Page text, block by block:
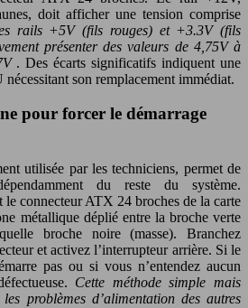
doit afficher une tension comprise
rails +5V (fils rouges) et +3.3V (fils
présenter des valeurs de 4,75V à
. Des écarts significatifs indiquent une
son remplacement immédiat.
pour forcer le démarrage
utilisée par les techniciens, permet de
du reste du système.
le connecteur ATX 24 broches de la carte
métallique déplié entre la broche verte
broche noire (masse). Branchez
et activez l’interrupteur arrière. Si le
pas ou si vous n’entendez aucun
Cette méthode simple mais
problèmes d’alimentation des autres